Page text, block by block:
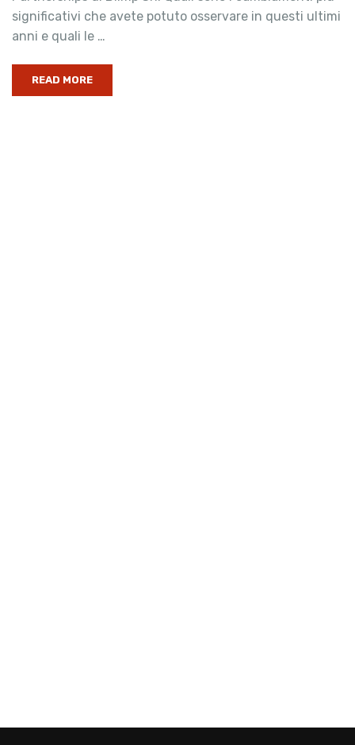
significativi che avete potuto osservare in questi ultimi
anni e quali le …
READ MORE